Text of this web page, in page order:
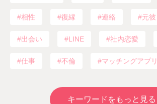
相性 復縁 連絡 元彼
出会い LINE 社内恋愛
仕事 不倫 マッチングアプリ
キーワードをもっと見る